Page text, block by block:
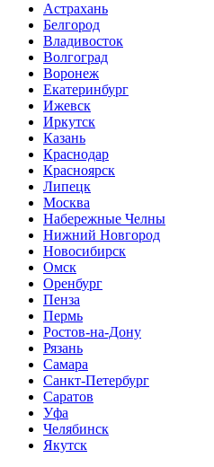
Астрахань
Белгород
Владивосток
Волгоград
Воронеж
Екатеринбург
Ижевск
Иркутск
Казань
Краснодар
Красноярск
Липецк
Москва
Набережные Челны
Нижний Новгород
Новосибирск
Омск
Оренбург
Пенза
Пермь
Ростов-на-Дону
Рязань
Самара
Санкт-Петербург
Саратов
Уфа
Челябинск
Якутск